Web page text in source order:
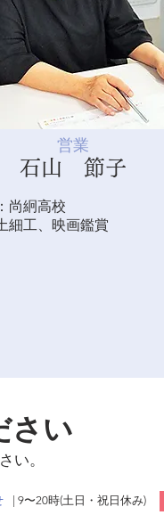
営業
石山 節子
尚絅高校
細工、映画鑑賞
さい
い。
| 9〜20時(土日・祝日休み)